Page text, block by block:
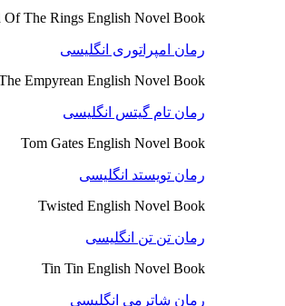
Of The Rings English Novel Book
رمان امپراتوری انگلیسی
Empyrean English Novel Book
رمان تام گیتس انگلیسی
Tom Gates English Novel Book
رمان تویستد انگلیسی
Twisted English Novel Book
رمان تن تن انگلیسی
Tin Tin English Novel Book
رمان شاترمی انگلیسی